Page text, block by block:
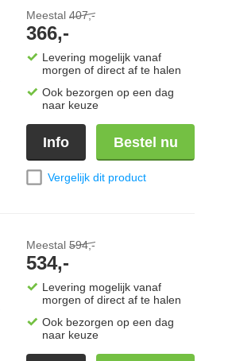
Meestal 407,-
366,-
Levering mogelijk vanaf
morgen of direct af te halen
Ook bezorgen op een dag
naar keuze
Info Bestel nu
Vergelijk dit product
Meestal 594,-
534,-
Levering mogelijk vanaf
morgen of direct af te halen
Ook bezorgen op een dag
naar keuze